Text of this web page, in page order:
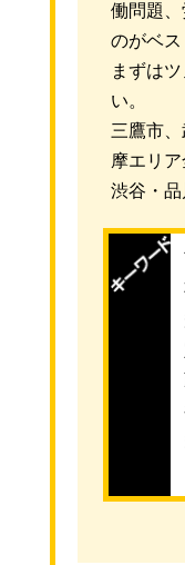
働問題
のがベス
まずは
い。
三鷹市
摩エリ
渋谷・